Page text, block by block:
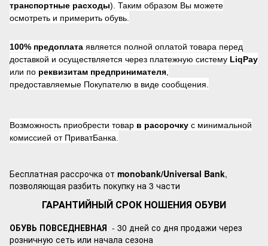
транспортные расходы). Таким образом Вы можете
осмотреть и примерить обувь.
100% предоплата является полной оплатой товара перед
доставкой и осуществляется через платежную систему LiqPay
или по реквизитам предпринимателя
предоставляемые Покупателю в виде сообщения.
Возможность приобрести товар в рассрочку с минимальной
комиссией от ПриватБанка.
Бесплатная рассрочка от monobank/Universal Bank,
позволяющая разбить покупку на 3 части
ГАРАНТИЙНЫЙ СРОК НОШЕНИЯ ОБУВИ
ОБУВЬ ПОВСЕДНЕВНАЯ - 30 дней со дня продажи через
розничную сеть или начала сезона